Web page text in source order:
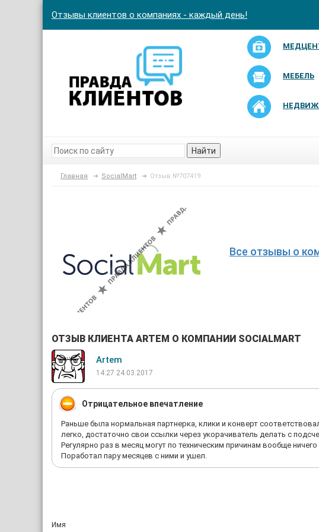
Отзывы клиентов о компаниях - каждый день!
МЕБЕЛЬ
Найти
Главная SocialMart Отзыв №707419
Все отзывы о
ОТЗЫВ КЛИЕНТА ARTEM О КОМПАНИИ SOCIALMART
Artem
14:27 24.03.2017
Отрицательное впечатление
Раньше была нормальная партнерка, клики и конверт
легко, достаточно свои ссылки через укорачиватель делать с
Регулярно раз в месяц могут по техническим причинам вообще
Поработал пару месяцев с ними и ушел.
Имя